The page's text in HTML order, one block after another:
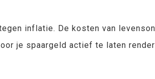
inflatie. De kosten van
je spaargeld actief te laten